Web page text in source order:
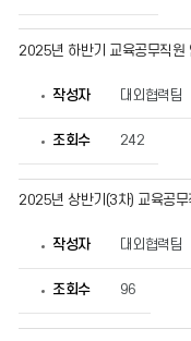
정
보
를
습
니
다.
2025년 하반기 교육공무직원
작성자 대외협력팀
조회수 242
2025년 상반기(3차) 교육공무
작성자 대외협력팀
조회수 96